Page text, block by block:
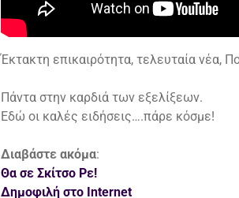
Έκτακτη επικαιρότητα, τελευταία νέα,
Πάντα στην καρδιά των εξελίξεων.
Εδώ οι καλές ειδήσεις….πάρε κόσμε!
Διαβάστε ακόμα:
Θα σε Σκίτσο Ρε!
Δημοφιλή στο Internet